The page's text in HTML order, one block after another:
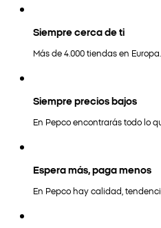
Siempre cerca de ti
Más de 4.000 tiendas en
Siempre precios bajos
En Pepco encontrarás todo lo
Espera más, paga menos
En Pepco hay calidad,